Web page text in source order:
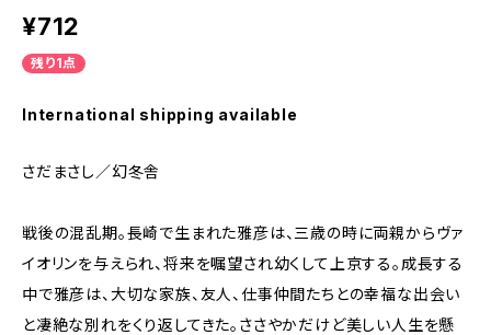
¥712
残り1点
International shipping available
さだまさし／幻冬舎
戦後の混乱期。長崎で生まれた雅彦は、三歳の時に両親からヴァ
イオリンを与えられ、将来を嘱望され幼くして上京する。成長する
中で雅彦は、大切な家族、友人、仕事仲間たちとの幸福な出会い
と凄絶な別れをくり返してきた。ささやかだけど美しい人生を懸